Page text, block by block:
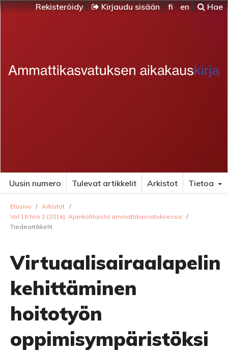
Rekisteröidy Kirjaudu sisään fi en Hae
Uusin numero Tulevat artikkelit Arkistot Tietoa
Etusivu / Arkistot /
Vol 18 Nro 2 (2016): Ajankohtaista ammattikasvatuksessa
/
Tiedeartikkelit
Virtuaalisairaalapelin
kehittäminen
hoitotyön
oppimisympäristöksi